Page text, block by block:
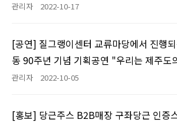
관리자 2022-10-17
[공연] 질그랭이센터 교류마당에서 진행
동 90주년 기념 기획공연 "우리는 제주도
관리자 2022-10-05
[홍보] 당근주스 B2B매장 구좌당근 인증